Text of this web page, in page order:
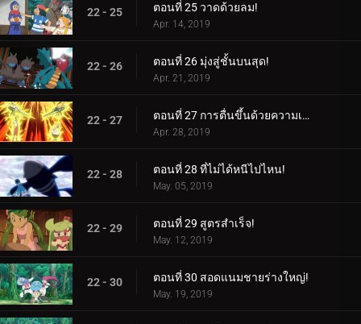
22 - 25 ตอนที่ 25 วาดด้วยลม!
Apr. 14, 2019
22 - 26 ตอนที่ 26 มุ่งสู่ชั้นบนสุด!
Apr. 21, 2019
22 - 27 ตอนที่ 27 การตื่นขึ้นด้วยความเร็วสูง!
Apr. 28, 2019
22 - 28 ตอนที่ 28 ที่ไม่ได้หนีไปไหน!
May. 05, 2019
22 - 29 ตอนที่ 29 สูตรสำเร็จ!
May. 12, 2019
22 - 30 ตอนที่ 30 สอดแนมชายร่างใหญ่!
May. 19, 2019